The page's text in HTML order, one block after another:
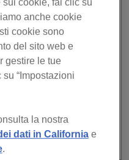
sui cookie, fai clic su
anche cookie
cookie sono
del sito web e
gestire le tue
“Impostazioni
la nostra
dati in Californiae
.